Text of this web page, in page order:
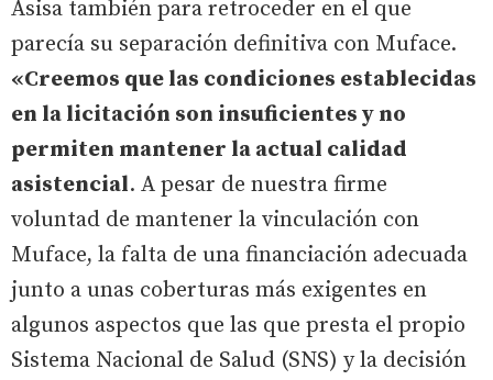
Asisa también para retroceder en el que
parecía su separación definitiva con Muface.
«Creemos que las condiciones establecidas
en la licitación son insuficientes y no
permiten mantener la actual calidad
asistencial. A pesar de nuestra firme
voluntad de mantener la vinculación con
Muface, la falta de una financiación adecuada
junto a unas coberturas más exigentes en
algunos aspectos que las que presta el propio
Sistema Nacional de Salud (SNS) y la decisión